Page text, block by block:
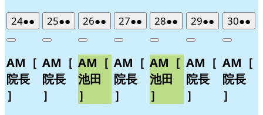
242026
年
月
24
日
●●
件
イ
ベ
ト)
Close
AM［
院長
］
252026
年
月
25
日
●●
件
イ
ベ
ト)
Close
AM［
院長
］
262026
年
月
26
日
●●
件
イ
ベ
ト)
Close
AM［
池田
］
272026
年
月
27
日
●●
件
イ
ベ
ト)
Close
AM［
院長
］
282026
年
月
28
日
●●
件
イ
ベ
ト)
Close
AM［
池田
］
292026
年
月
29
日
●●
件
イ
ベ
ト)
Close
AM［
院長
］
302026
年
月
30
日
●●
件
イ
Close
AM［
院長
］